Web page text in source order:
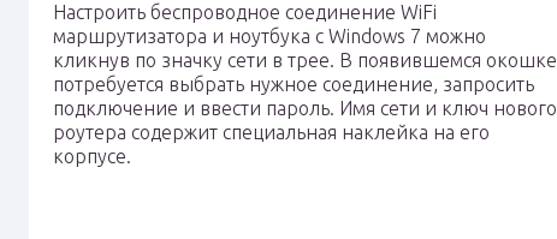
Настроить беспроводное соединение WiFi
маршрутизатора и ноутбука с Windows 7 можно
кликнув по значку сети в трее. В появившемся окошке
потребуется выбрать нужное соединение, запросить
подключение и ввести пароль. Имя сети и ключ нового
роутера содержит специальная наклейка на его
корпусе.